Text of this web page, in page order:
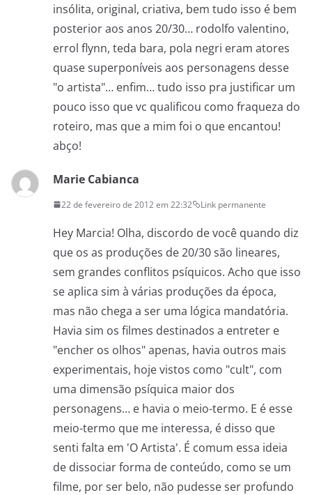
insólita, original, criativa, bem tudo isso é bem
posterior aos anos 20/30… rodolfo valentino,
errol flynn, teda bara, pola negri eram atores
quase superponíveis aos personagens desse
"o artista"… enfim… tudo isso pra justificar um
pouco isso que vc qualificou como fraqueza do
roteiro, mas que a mim foi o que encantou!
abço!
Marie Cabianca
22 de fevereiro de 2012 em 22:32 Link permanente
Hey Marcia! Olha, discordo de você quando diz
que os as produções de 20/30 são lineares,
sem grandes conflitos psíquicos. Acho que isso
se aplica sim à várias produções da época,
mas não chega a ser uma lógica mandatória.
Havia sim os filmes destinados a entreter e
"encher os olhos" apenas, havia outros mais
experimentais, hoje vistos como "cult", com
uma dimensão psíquica maior dos
personagens… e havia o meio-termo. E é esse
meio-termo que me interessa, é disso que
senti falta em 'O Artista'. É comum essa ideia
de dissociar forma de conteúdo, como se um
filme, por ser belo, não pudesse ser profundo